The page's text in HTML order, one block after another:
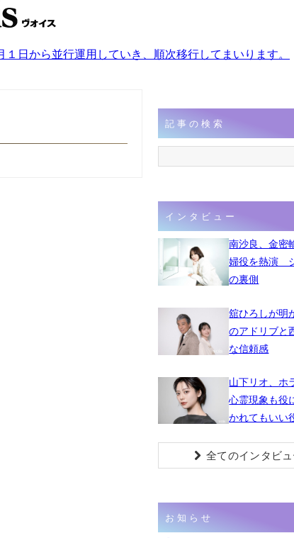
日から並行運用していき、順次移行してまいります。
記事の検索
インタビュー
南沙良、金密
婦役を熱演
の裏側
舘ひろしが明
のアドリブと
な信頼感
山下リオ、ホ
心霊現象も役
かれてもいい
全てのインタビ
お知らせ